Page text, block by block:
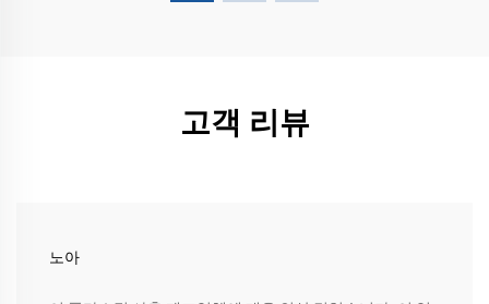
고객 리뷰
노아